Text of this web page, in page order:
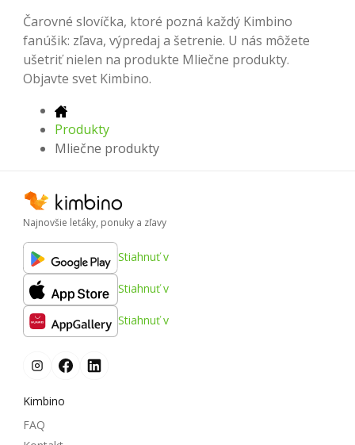
Čarovné slovíčka, ktoré pozná každý Kimbino
fanúšik: zľava, výpredaj a šetrenie. U nás môžete
ušetriť nielen na produkte Mliečne produkty.
Objavte svet Kimbino.
Produkty
Mliečne produkty
Najnovšie letáky, ponuky a zľavy
Stiahnuť v
Stiahnuť v
Stiahnuť v
Kimbino
FAQ